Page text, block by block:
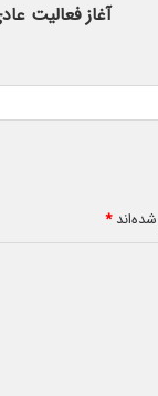
آغاز فعالیت
*